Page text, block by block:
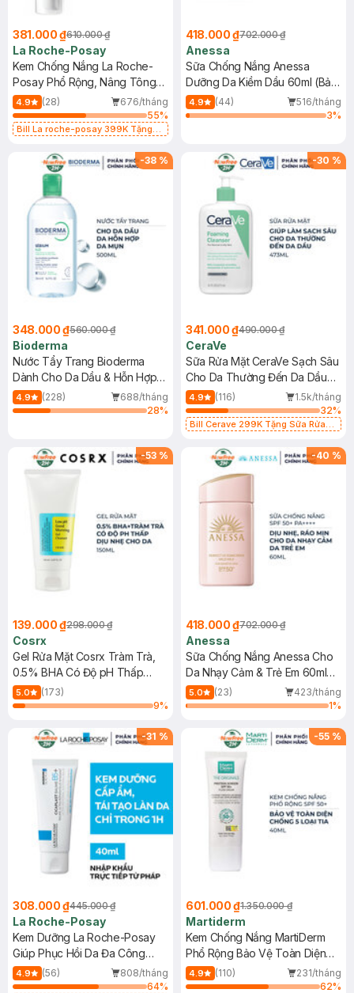
381.000 ₫610.000 ₫
La Roche-Posay
Kem Chống Nắng La Roche-
Posay Phổ Rộng, Nâng Tông
Kiềm Dầu 50ml
4.9 (28)
676/tháng
55%
Bill La roche-posay 399K Tặng
(SL có hạn)
418.000 ₫702.000 ₫
Anessa
Sữa Chống Nắng Anessa
Dưỡng Da Kiềm Dầu 60ml (Bản
Mới)
4.9 (44)
516/tháng
3%
-38 %
348.000 ₫560.000 ₫
Bioderma
Nước Tẩy Trang Bioderma
Dành Cho Da Dầu & Hỗn Hợp
500ml
4.9 (228)
688/tháng
28%
-30 %
341.000 ₫490.000 ₫
CeraVe
Sữa Rửa Mặt CeraVe Sạch Sâu
Cho Da Thường Đến Da Dầu
473ml
4.9 (116)
1.5k/tháng
32%
Bill Cerave 299K Tặng Sữa Rửa
-53 %
139.000 ₫298.000 ₫
Cosrx
Gel Rửa Mặt Cosrx Tràm Trà,
0.5% BHA Có Độ pH Thấp
150ml
5.0
(173)
9%
-40 %
418.000 ₫702.000 ₫
Anessa
Sữa Chống Nắng Anessa Cho
Da Nhạy Cảm & Trẻ Em 60ml
(Mới)
5.0 (23)
423/tháng
1%
-31 %
308.000 ₫445.000 ₫
La Roche-Posay
Kem Dưỡng La Roche-Posay
Giúp Phục Hồi Da Đa Công
Dụng 40ml
4.9 (56)
808/tháng
64%
-55 %
601.000 ₫1.350.000 ₫
Martiderm
Kem Chống Nắng MartiDerm
Phổ Rộng Bảo Vệ Toàn Diện
40ml
4.9 (110)
231/tháng
62%